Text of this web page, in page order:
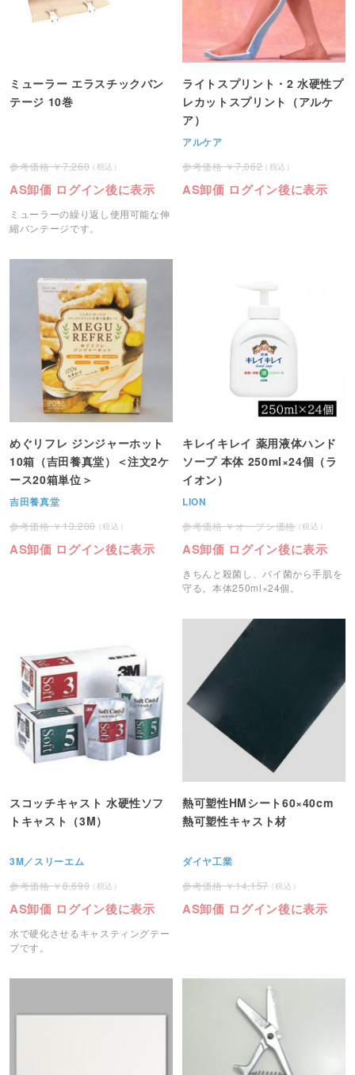
ミューラー エラスチックバン
テージ 10巻
7,260
AS卸価 ログイン後に表示
ミューラーの繰り返し使用可能な伸
縮バンテージです。
ライトスプリント・2 水硬性プ
レカットスプリント（アルケ
ア）
アルケア
7,062
AS卸価 ログイン後に表示
めぐリフレ ジンジャーホット
10箱（吉田養真堂）＜注文2ケ
ース20箱単位＞
吉田養真堂
13,200
AS卸価 ログイン後に表示
キレイキレイ 薬用液体ハンド
ソープ 本体 250ml×24個（ラ
イオン）
LION
オープン価格
AS卸価 ログイン後に表示
きちんと殺菌し、バイ菌から手肌を
守る。本体250ml×24個。
スコッチキャスト 水硬性ソフ
トキャスト（3M）
3M／スリーエム
8,690
AS卸価 ログイン後に表示
水で硬化させるキャスティングテー
プです。
熱可塑性HMシート60×40cm
熱可塑性キャスト材
ダイヤ工業
14,157
AS卸価 ログイン後に表示